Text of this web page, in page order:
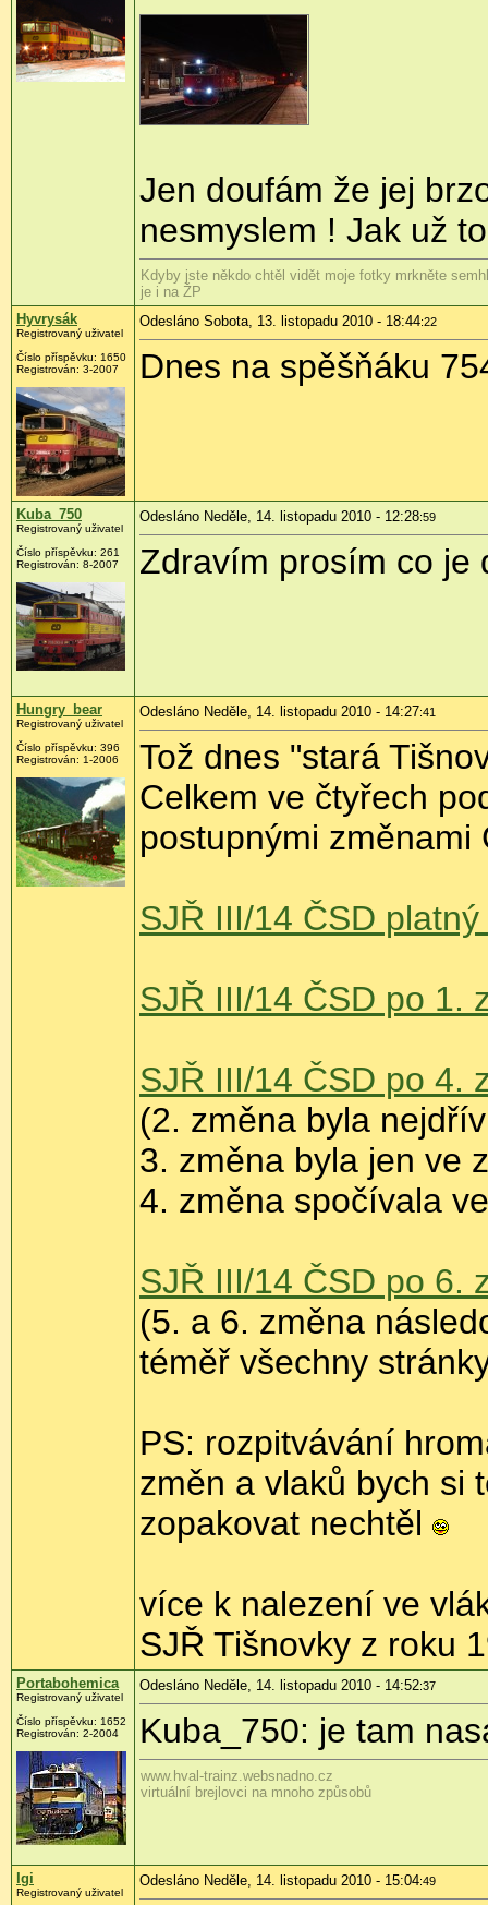
Jen doufám že jej
nesmyslem ! Jak už
Kdyby jste někdo chtěl vidět moje fotky mrkněte
je i na ŽP
Hyvrysák
Registrovaný uživatel
Číslo příspěvku: 1650
Registrován: 3-2007
Odesláno Sobota, 13. listopadu 2010 - 18:44:22
Dnes na spěšňáku
Kuba_750
Registrovaný uživatel
Číslo příspěvku: 261
Registrován: 8-2007
Odesláno Neděle, 14. listopadu 2010 - 12:28:59
Zdravím prosím co je
Hungry_bear
Registrovaný uživatel
Číslo příspěvku: 396
Registrován: 1-2006
Odesláno Neděle, 14. listopadu 2010 - 14:27:41
Tož dnes "stará
Celkem ve čtyřech
postupnými změnami
SJŘ III/14 ČSD
SJŘ III/14 ČSD po 1.
SJŘ III/14 ČSD po 4.
(2. změna byla
3. změna byla jen ve
4. změna spočívala
SJŘ III/14 ČSD po 6.
(5. a 6. změna
téměř všechny
PS: rozpitvávání
změn a vlaků bych si
zopakovat nechtěl
více k nalezení ve
SJŘ Tišnovky z roku
Portabohemica
Registrovaný uživatel
Číslo příspěvku: 1652
Registrován: 2-2004
Odesláno Neděle, 14. listopadu 2010 - 14:52:37
Kuba_750: je tam
www.hval-trainz.websnadno.cz
virtuální brejlovci na mnoho způsobů
Igi
Registrovaný uživatel
Odesláno Neděle, 14. listopadu 2010 - 15:04:49